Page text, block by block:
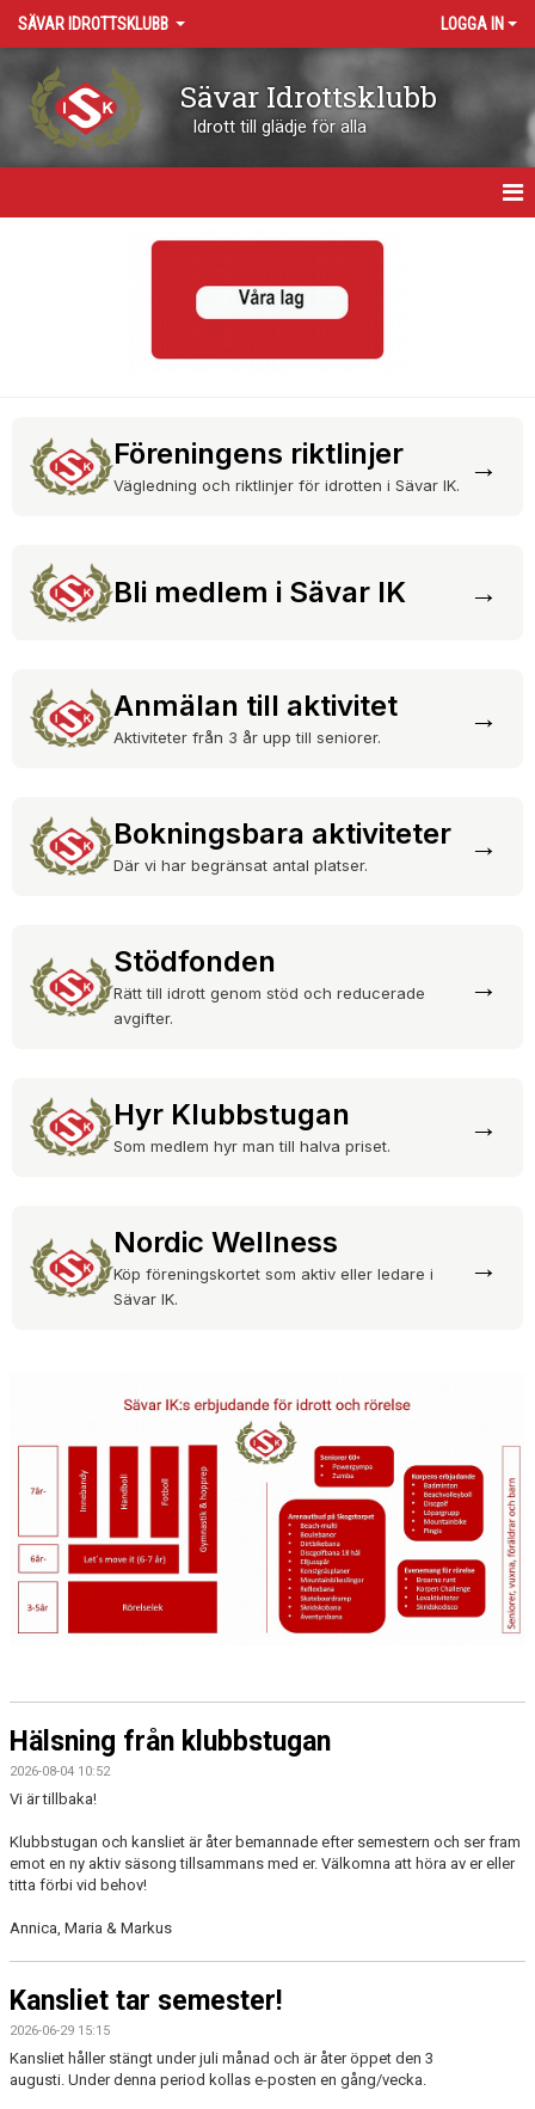
SÄVAR IDROTTSKLUBB LOGGA IN
Sävar Idrottsklubb
Idrott till glädje för alla
KALENDER
BOKNING RESURSER
SPONSRING & FÖRSÄLJNING
SÄVARCUPEN
Föreningens riktlinjer
Vägledning och riktlinjer för idrotten i Sävar IK.
→
Bli medlem i Sävar IK →
Anmälan till aktivitet
Aktiviteter från 3 år upp till seniorer.
→
Bokningsbara aktiviteter
Där vi har begränsat antal platser.
→
Stödfonden
Rätt till idrott genom stöd och reducerade
avgifter.
→
Hyr Klubbstugan
Som medlem hyr man till halva priset.
→
Nordic Wellness
Köp föreningskortet som aktiv eller ledare i
Sävar IK.
→
Hälsning från klubbstugan
2026-08-04 10:52
Vi är tillbaka!
Klubbstugan och kansliet är åter bemannade efter semestern och ser fram
emot en ny aktiv säsong tillsammans med er. Välkomna att höra av er eller
titta förbi vid behov!
Annica, Maria & Markus
Kansliet tar semester!
2026-06-29 15:15
Kansliet håller stängt under juli månad och är åter öppet den 3
augusti. Under denna period kollas e-posten en gång/vecka.